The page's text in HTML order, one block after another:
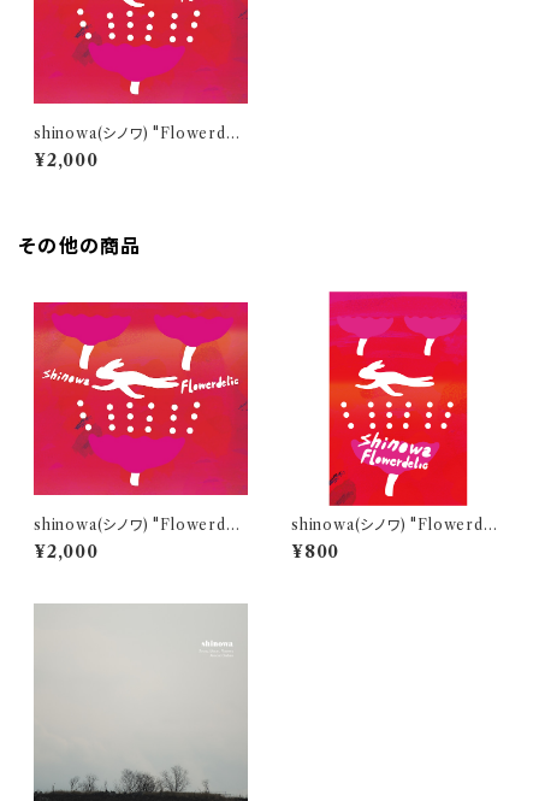
shinowa(シノワ) "Flowerdeli
c(フラワーデリック)" Digipak
CD
¥2,000
その他の商品
shinowa(シノワ) "Flowerdeli
c(フラワーデリック)" Digipak
CD
¥2,000
shinowa(シノワ) "Flowerdeli
c(フラワーデリック)" TAPE
¥800